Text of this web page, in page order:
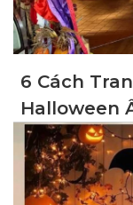
6 Cách
Halloween
Hàng